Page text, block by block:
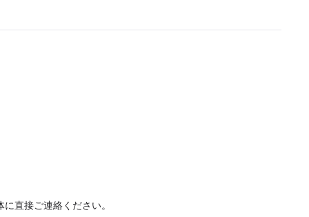
直接ご連絡ください。